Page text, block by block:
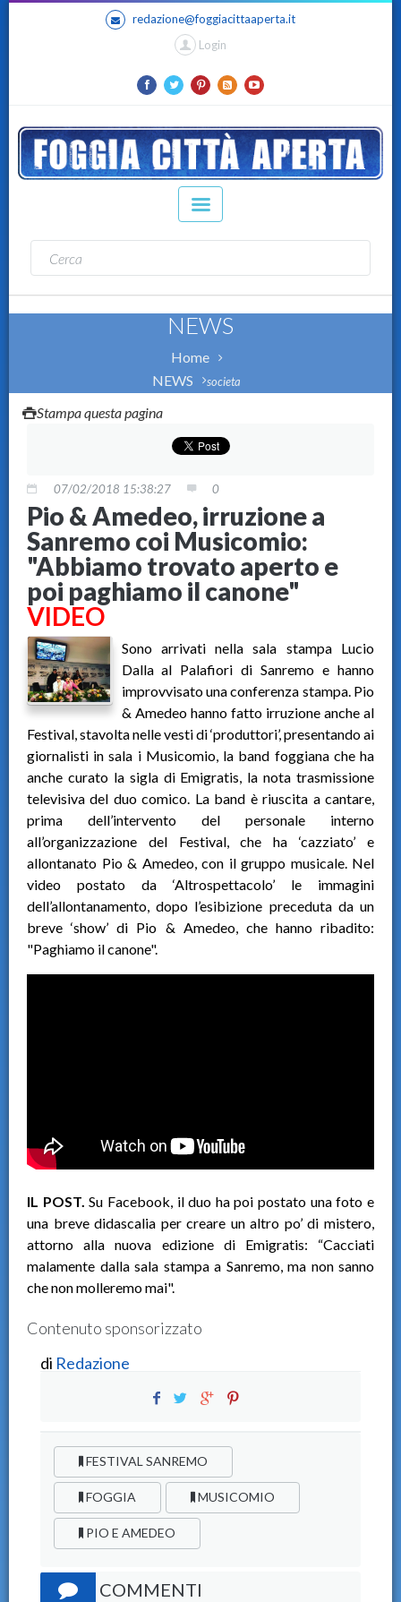
redazione@foggiacittaaperta.it
Login
NEWS
Home
NEWS
societa
Stampa questa pagina
07/02/2018 15:38:27 0
Pio & Amedeo, irruzione a
Sanremo coi Musicomio:
"Abbiamo trovato aperto e
poi paghiamo il canone"
VIDEO
Sono arrivati nella sala stampa Lucio
Dalla al Palafiori di Sanremo e hanno
improvvisato una conferenza stampa. Pio
& Amedeo hanno fatto irruzione anche al
Festival, stavolta nelle vesti di ‘produttori’, presentando ai
giornalisti in sala i Musicomio, la band foggiana che ha
anche curato la sigla di Emigratis, la nota trasmissione
televisiva del duo comico. La band è riuscita a cantare,
prima dell’intervento del personale interno
all’organizzazione del Festival, che ha ‘cazziato’ e
allontanato Pio & Amedeo, con il gruppo musicale. Nel
video postato da ‘Altrospettacolo’ le immagini
dell’allontanamento, dopo l’esibizione preceduta da un
breve ‘show’ di Pio & Amedeo, che hanno ribadito:
"Paghiamo il canone".
IL POST. Su Facebook, il duo ha poi postato una foto e
una breve didascalia per creare un altro po’ di mistero,
attorno alla nuova edizione di Emigratis: “Cacciati
malamente dalla sala stampa a Sanremo, ma non sanno
che non molleremo mai".
Contenuto sponsorizzato
di Redazione
FESTIVAL SANREMO
FOGGIA MUSICOMIO
PIO E AMEDEO
COMMENTI